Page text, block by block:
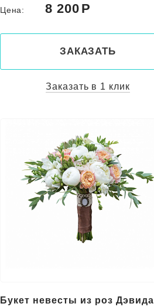
Цена: 8 200
ЗАКАЗАТЬ
Заказать в 1 клик
Букет невесты из роз Дэвида